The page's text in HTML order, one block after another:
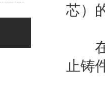
芯）
在
止铸